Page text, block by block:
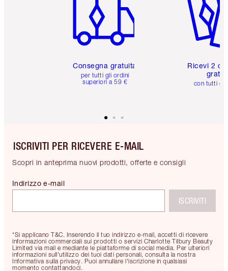
Consegna gratuita
per tutti gli ordini
superiori a 59 €
Ricevi 2
con tutti gli
ISCRIVITI PER RICEVERE E-MAIL
Scopri in anteprima nuovi prodotti, offerte e consigli
*Si applicano T&C. Inserendo il tuo indirizzo e-mail, accetti di ricevere
informazioni commerciali sui prodotti o servizi Charlotte Tilbury Beauty
Limited via mail e mediante le piattaforme di social media. Per ulteriori
informazioni sull'utilizzo dei tuoi dati personali, consulta la nostra
Informativa sulla privacy. Puoi annullare l'iscrizione in qualsiasi
momento contattandoci.
Indirizzo e-mail
ISCRIVITI